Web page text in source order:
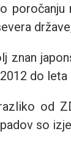
znan
do
od
so